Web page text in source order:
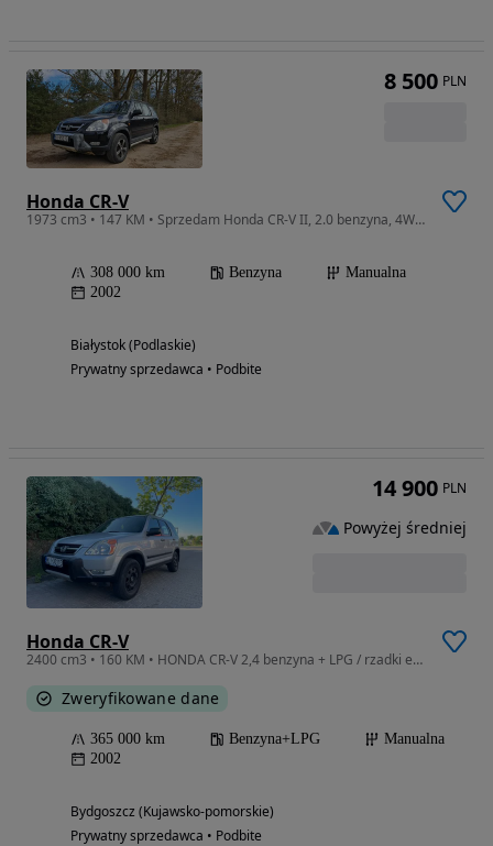
Honda CR-V
1973 cm3 • 147 KM • Sprzedam Honda CR-V II, 2.0 benzyna, 4WD.
308 000 km Benzyna
Manualna
2002
Białystok (Podlaskie)
Prywatny sprzedawca • Podbite
8 500 PLN
Honda CR-V
2400 cm3 • 160 KM • HONDA CR-V 2,4 benzyna + LPG / rzadki egzemplarz
Zweryfikowane dane
365 000 km Benzyna+LPG
Manualna
2002
Bydgoszcz (Kujawsko-pomorskie)
Prywatny sprzedawca • Podbite
14 900 PLN
Powyżej średniej